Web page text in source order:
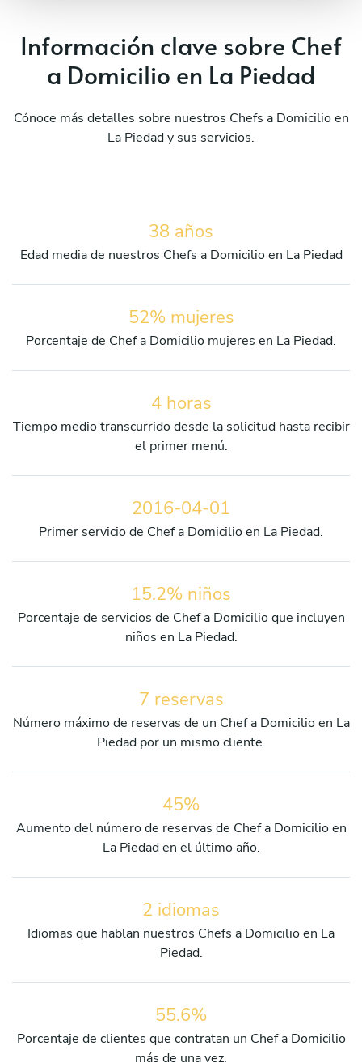
Información clave sobre Chef
a Domicilio en La Piedad
Cónoce más detalles sobre nuestros Chefs a Domicilio en
La Piedad y sus servicios.
38 años
Edad media de nuestros Chefs a Domicilio en La Piedad
52% mujeres
Porcentaje de Chef a Domicilio mujeres en La Piedad.
4 horas
Tiempo medio transcurrido desde la solicitud hasta recibir
el primer menú.
2016-04-01
Primer servicio de Chef a Domicilio en La Piedad.
15.2% niños
Porcentaje de servicios de Chef a Domicilio que incluyen
niños en La Piedad.
7 reservas
Número máximo de reservas de un Chef a Domicilio en La
Piedad por un mismo cliente.
45%
Aumento del número de reservas de Chef a Domicilio en
La Piedad en el último año.
2 idiomas
Idiomas que hablan nuestros Chefs a Domicilio en La
Piedad.
55.6%
Porcentaje de clientes que contratan un Chef a Domicilio
más de una vez.